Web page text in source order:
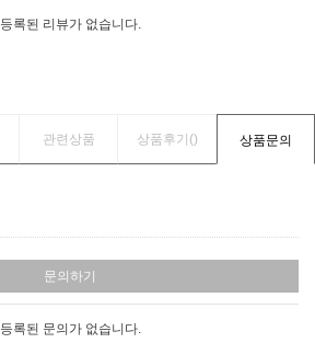
등록된 리뷰가 없습니다.
관련상품 상품후기() 상품문의
문의하기
등록된 문의가 없습니다.